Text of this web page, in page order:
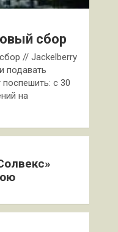
сбор
// Jackelberry
подавать
с 30
на